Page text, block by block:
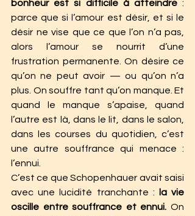
bonheur est si difficile à atteindre :
parce que si l’amour est désir, et si le
désir ne vise que ce que l’on n’a pas,
alors l’amour se nourrit d’une
frustration permanente. On désire ce
qu’on ne peut avoir — ou qu’on n’a
plus. On souffre tant qu’on manque. Et
quand le manque s’apaise, quand
l’autre est là, dans le lit, dans le salon,
dans les courses du quotidien, c’est
une autre souffrance qui menace :
l’ennui.
C’est ce que Schopenhauer avait saisi
avec une lucidité tranchante :
la vie
oscille entre souffrance et ennui. On